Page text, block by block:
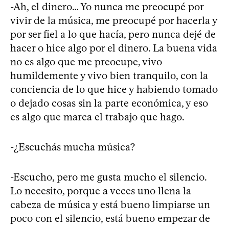
-Ah, el dinero… Yo nunca me preocupé por
vivir de la música, me preocupé por hacerla y
por ser fiel a lo que hacía, pero nunca dejé de
hacer o hice algo por el dinero. La buena vida
no es algo que me preocupe, vivo
humildemente y vivo bien tranquilo, con la
conciencia de lo que hice y habiendo tomado
o dejado cosas sin la parte económica, y eso
es algo que marca el trabajo que hago.
-¿Escuchás mucha música?
-Escucho, pero me gusta mucho el silencio.
Lo necesito, porque a veces uno llena la
cabeza de música y está bueno limpiarse un
poco con el silencio, está bueno empezar de